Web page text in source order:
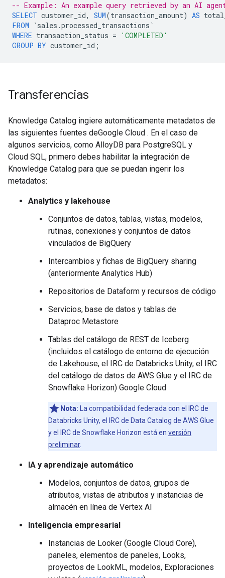
-- Example: An example query retrieved by an AI
SELECT customer_id, SUM(transaction_amount) AS
FROM
`sales .processed_transactions `
WHERE transaction_status =
'COMPLETED'
GROUP BY customer_id ;
Transferencias
Knowledge Catalog ingiere automáticamente metadatos de
las siguientes fuentes deGoogle Cloud . En el caso de
algunos servicios, como AlloyDB para PostgreSQL y
Cloud SQL, primero debes habilitar la integración de
Knowledge Catalog para que se puedan ingerir los
metadatos:
Analytics y lakehouse
Conjuntos de datos, tablas, vistas, modelos,
rutinas, conexiones y conjuntos de datos
vinculados de BigQuery
Intercambios y fichas de BigQuery sharing
(anteriormente Analytics Hub)
Repositorios de Dataform y recursos de código
Servicios, base de datos y tablas de
Dataproc Metastore
Tablas del catálogo de REST de Iceberg
(incluidos el catálogo de entorno de ejecución
de Lakehouse, el IRC de Databricks Unity, el IRC
del catálogo de datos de AWS Glue y el IRC de
Snowflake Horizon) Google Cloud
Nota: La compatibilidad federada con el IRC de
Databricks Unity, el IRC de Data Catalog de AWS Glue
y el IRC de Snowflake Horizon está en versión
preliminar.
IA y aprendizaje automático
Modelos, conjuntos de datos, grupos de
atributos, vistas de atributos y instancias de
almacén en línea de Vertex AI
Inteligencia empresarial
Instancias de Looker (Google Cloud Core),
paneles, elementos de paneles, Looks,
proyectos de LookML, modelos, Exploraciones